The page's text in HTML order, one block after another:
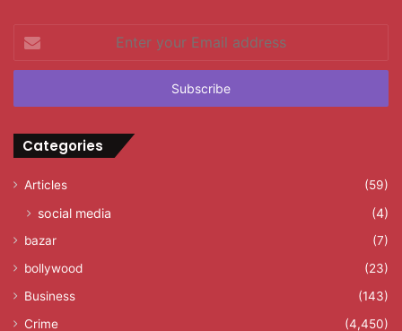
your
Email
Categories
Articles (59)
social media (4)
bazar
(7)
bollywood
(23)
Business
(143)
Crime
(4,450)